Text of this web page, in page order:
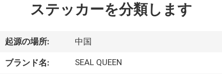
ダ
ク
ステッカーを分類します
起源の場所: 中国
ブランド名: SEAL QUEEN